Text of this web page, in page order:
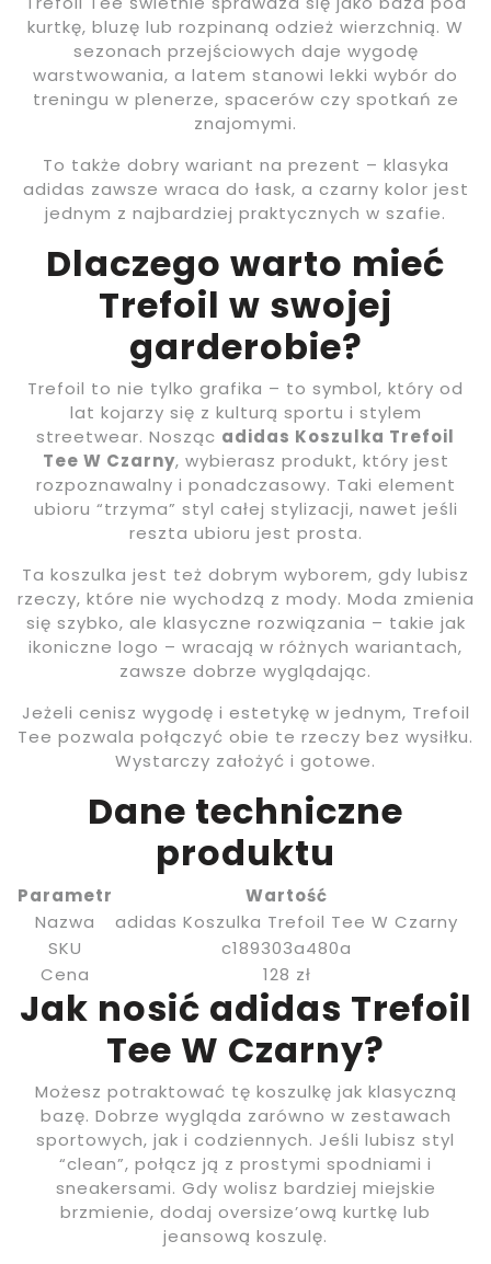
kurtkę, bluzę lub rozpinaną odzież wierzchnią. W
sezonach przejściowych daje wygodę
warstwowania, a latem stanowi lekki wybór do
treningu w plenerze, spacerów czy spotkań ze
znajomymi.
To także dobry wariant na prezent – klasyka
adidas zawsze wraca do łask, a czarny kolor jest
jednym z najbardziej praktycznych w szafie.
Dlaczego warto mieć
Trefoil w swojej
garderobie?
Trefoil to nie tylko grafika – to symbol, który od
lat kojarzy się z kulturą sportu i stylem
streetwear. Nosząc adidas Koszulka Trefoil
Tee W Czarny, wybierasz produkt, który jest
rozpoznawalny i ponadczasowy. Taki element
ubioru “trzyma” styl całej stylizacji, nawet jeśli
reszta ubioru jest prosta.
Ta koszulka jest też dobrym wyborem, gdy lubisz
rzeczy, które nie wychodzą z mody. Moda zmienia
się szybko, ale klasyczne rozwiązania – takie jak
ikoniczne logo – wracają w różnych wariantach,
zawsze dobrze wyglądając.
Jeżeli cenisz wygodę i estetykę w jednym, Trefoil
Tee pozwala połączyć obie te rzeczy bez wysiłku.
Wystarczy założyć i gotowe.
Dane techniczne
produktu
Parametr
Wartość
Nazwa
adidas Koszulka Trefoil Tee W Czarny
SKU
c189303a480a
Cena
128 zł
Jak nosić adidas Trefoil
Tee W Czarny?
Możesz potraktować tę koszulkę jak klasyczną
bazę. Dobrze wygląda zarówno w zestawach
sportowych, jak i codziennych. Jeśli lubisz styl
“clean”, połącz ją z prostymi spodniami i
sneakersami. Gdy wolisz bardziej miejskie
brzmienie, dodaj oversize’ową kurtkę lub
jeansową koszulę.